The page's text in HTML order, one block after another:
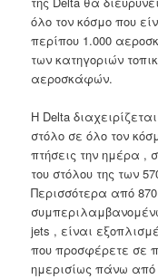
όλο τον κόσμο που
περίπου 1.000
των κατηγοριών
αεροσκάφών.
Η Delta
στόλο σε όλο τον
πτήσεις την ημέρα ,
του στόλου της των
Περισσότερα από
jets , είναι
που προσφέρετε σε
ημερισίως πάνω από